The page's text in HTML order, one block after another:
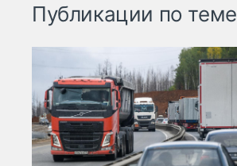
Публикации по теме